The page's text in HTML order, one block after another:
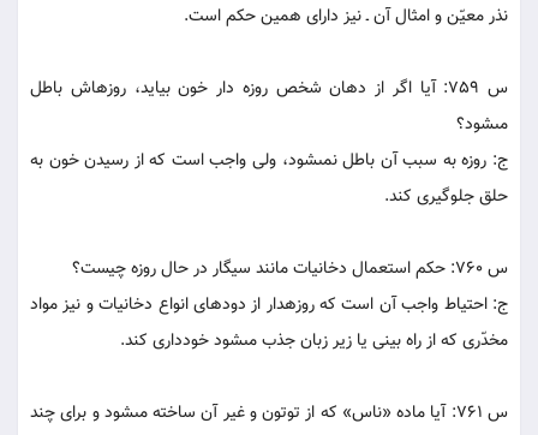
نذر معيّن و امثال آن ـ نيز داراى همين حکم است.
س 759: آيا اگر از دهان شخص روزه دار خون بيايد، روزه‏اش باطل
مى‏شود؟
ج: روزه به سبب آن باطل نمى‏شود، ولى واجب است که از رسيدن خون به
حلق جلوگيرى کند.
س 760: حکم استعمال دخانيات مانند سيگار در حال روزه چيست؟
ج: احتياط واجب آن است که روزه‏دار از دودهاى انواع دخانيات و نيز مواد
مخدّرى که از راه بينى يا زير زبان جذب مى‏شود خوددارى کند.
س 761: آيا ماده «ناس» که از توتون و غير آن ساخته مى‏شود و براى چند